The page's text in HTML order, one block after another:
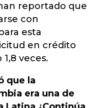
reportado que
con
esta
en crédito
veces.
que la
era una de